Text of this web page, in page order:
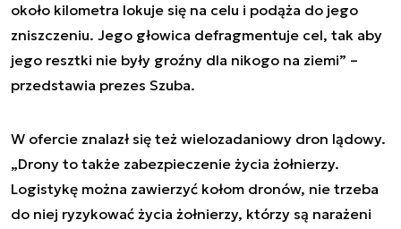
około kilometra lokuje się na celu i podąża do jego
zniszczeniu. Jego głowica defragmentuje cel, tak aby
jego resztki nie były groźny dla nikogo na ziemi” –
przedstawia prezes Szuba.
W ofercie znalazł się też wielozadaniowy dron lądowy.
„Drony to także zabezpieczenie życia żołnierzy.
Logistykę można zawierzyć kołom dronów, nie trzeba
do niej ryzykować życia żołnierzy, którzy są narażeni